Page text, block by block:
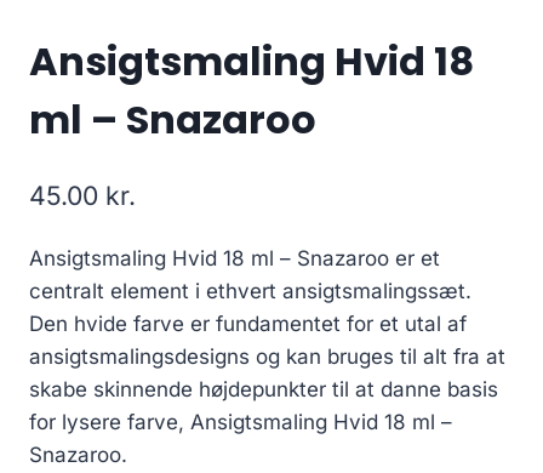
Ansigtsmaling Hvid 18
ml – Snazaroo
45.00 kr.
Ansigtsmaling Hvid 18 ml – Snazaroo er et
centralt element i ethvert ansigtsmalingssæt.
Den hvide farve er fundamentet for et utal af
ansigtsmalingsdesigns og kan bruges til alt fra at
skabe skinnende højdepunkter til at danne basis
for lysere farve, Ansigtsmaling Hvid 18 ml –
Snazaroo.